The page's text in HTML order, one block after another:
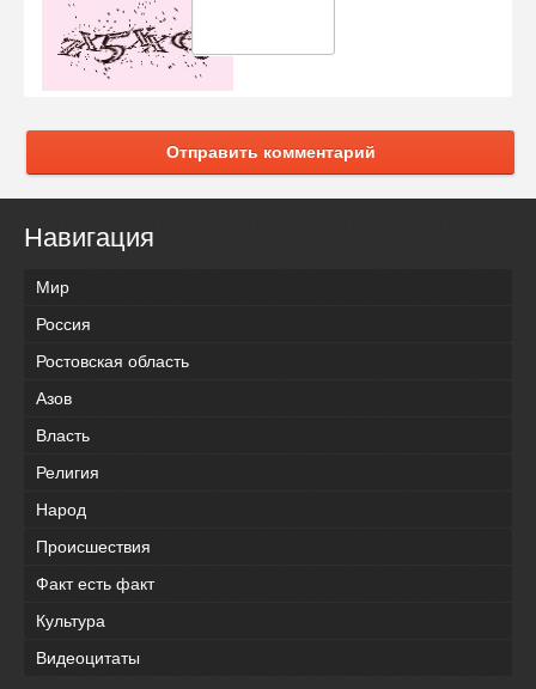
Отправить комментарий
Навигация
Мир
Россия
Ростовская область
Азов
Власть
Религия
Народ
Происшествия
Факт есть факт
Культура
Видеоцитаты